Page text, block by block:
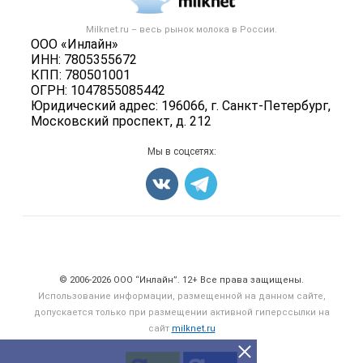
Milknet.ru – весь рынок молока в России.
ООО «Инлайн»
ИНН: 7805355672
КПП: 780501001
ОГРН: 1047855085442
Юридический адрес: 196066, г. Санкт-Петербург,
Московский проспект, д. 212
Контактная информация
Политика обработки персональных данных
Новости рынка
Вторичное сырье
Оборудование
Карта объявлений
Мы в соцсетях:
© 2006‑2026 ООО “Инлайн”. 12+ Все права защищены.
Использование информации, размещенной на данном сайте,
допускается только при размещении активной гиперссылки на
сайт milknet.ru